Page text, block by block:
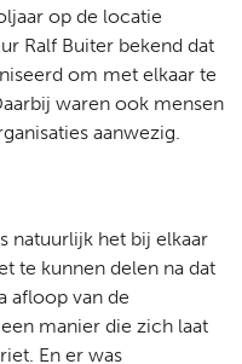
op de locatie
Ralf Buiter bekend dat
om met elkaar te
waren ook mensen
aanwezig.
natuurlijk het bij elkaar
te kunnen delen na dat
afloop van de
manier die zich laat
En er was